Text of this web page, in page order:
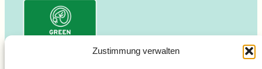
Zustimmung verwalten